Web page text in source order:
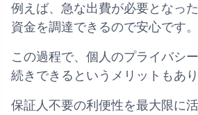
例えば、急な出費が必要となっ
資金を調達できるので安心です。
この過程で、個人のプライバシ
続きできるというメリットもあり
保証人不要の利便性を最大限に